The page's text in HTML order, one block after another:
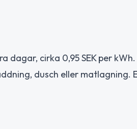
dagar, cirka 0,95 SEK per
dusch eller matlagning.